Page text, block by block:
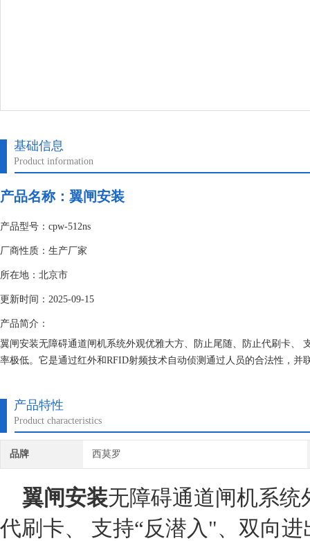
基础信息
Product information
产品名称： 翼闸安装
产品型号：cpw-512ns
厂商性质：生产厂家
所在地：北京市
更新时间：2025-09-15
产品简介：
翼闸安装无障碍通道闸机系统外观优雅大方、防止尾随、防止代刷卡、
率极低。它是通过红外和RFID射频技术自动侦测通过人员的合法性，
产品特性
Product characteristics
品牌 西莫罗
翼闸安装无障碍通道闸机系
代刷卡、 支持“反潜入"、双向